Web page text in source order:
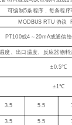
可编制5条程序，每条程
MODBUS RTU 协议
PT100或4～20mA或通信
度、出口温度、反应器物
±0.5℃
±1℃
3.5 5.5
3.5 5.5